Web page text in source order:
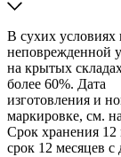
В сухих условиях
неповрежденной
на крытых
более 60%. Дата
изготовления и
маркировке, см.
Срок хранения 12
срок 12 месяцев с